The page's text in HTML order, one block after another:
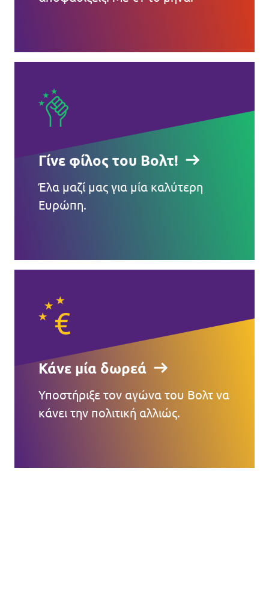
Γίνε φίλος του Βολτ!
Έλα μαζί μας για μία καλύτερη
Ευρώπη.
Κάνε μία δωρεά
Υποστήριξε τον αγώνα του Βολτ να
κάνει την πολιτική αλλιώς.